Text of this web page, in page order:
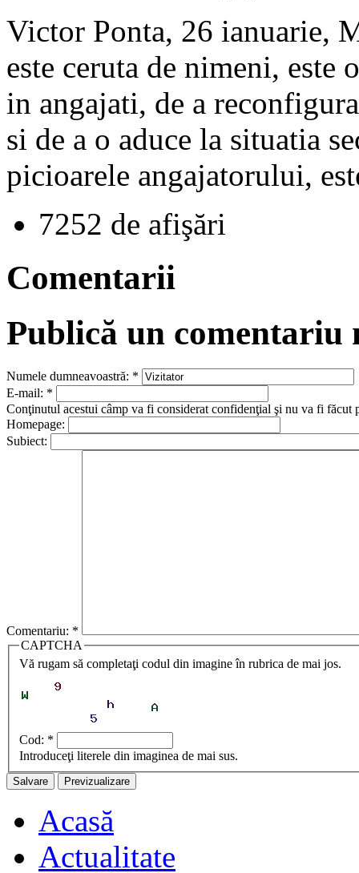
Victor Ponta, 26 ianuarie,
este ceruta de nimeni,
in angajati, de a
si de a o aduce la situatia
picioarele angajatorului,
7252 de afişări
Comentarii
Publică un comentariu
Numele dumneavoastră: *
E-mail: *
Conţinutul acestui câmp va fi considerat confidenţial şi nu va fi făcut
Homepage:
Subiect:
Comentariu: *
CAPTCHA
Vă rugam să completaţi codul din imagine în rubrica de mai jos.
Cod: *
Introduceţi literele din imaginea de mai sus.
Acasă
Actualitate